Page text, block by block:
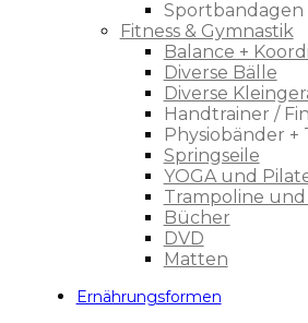
Sportbandagen
Fitness & Gymnastik
Balance +
Diverse Bälle
Diverse
Handtrainer /
Physiobänder +
Springseile
YOGA und
Trampoline
Bücher
DVD
Matten
Ernährungsformen